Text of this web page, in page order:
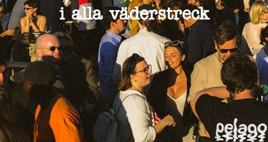
i alla väderstreck